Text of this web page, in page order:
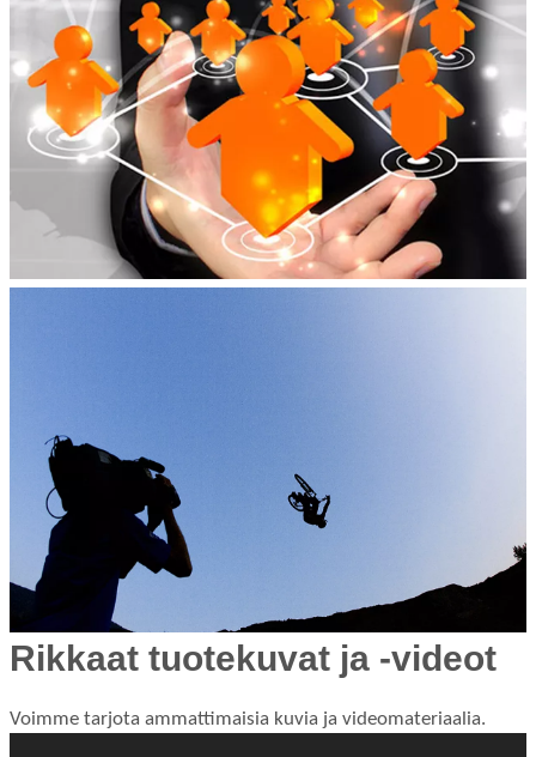
Rikkaat tuotekuvat ja -videot
Voimme tarjota ammattimaisia ​​kuvia ja videomateriaalia.